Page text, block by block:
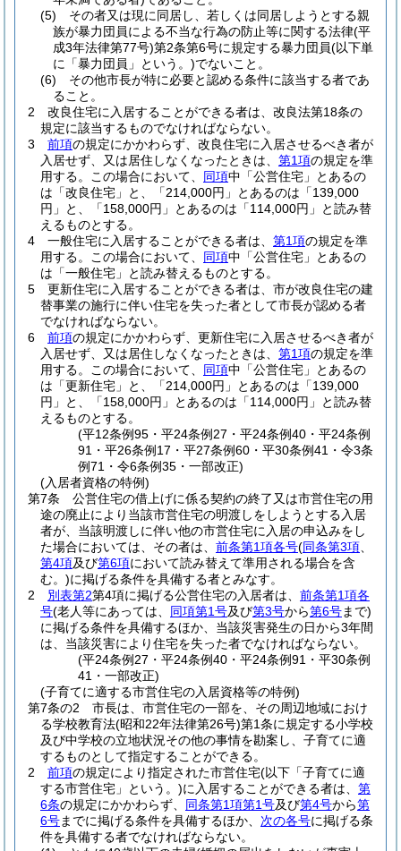
(5)
その者又は現に同居し、若しくは同居しようとする親
族が暴力団員による不当な行為の防止等に関する法律(平
成3年法律第77号)第2条第6号に規定する暴力団員(以下単
に「暴力団員」という。)でないこと。
(6)
その他市長が特に必要と認める条件に該当する者であ
ること。
2
改良住宅に入居することができる者は、改良法第18条の
規定に該当するものでなければならない。
3
前項の規定にかかわらず、改良住宅に入居させるべき者が
入居せず、又は居住しなくなったときは、 第1項の規定を準
用する。
この場合において、 同項中「公営住宅」とあるの
は「改良住宅」と、「214,000円」とあるのは「139,000
円」と、「158,000円」とあるのは「114,000円」と読み替
えるものとする。
4
一般住宅に入居することができる者は、 第1項の規定を準
用する。
この場合において、 同項中「公営住宅」とあるの
は「一般住宅」と読み替えるものとする。
5
更新住宅に入居することができる者は、市が改良住宅の建
替事業の施行に伴い住宅を失った者として市長が認める者
でなければならない。
6
前項の規定にかかわらず、更新住宅に入居させるべき者が
入居せず、又は居住しなくなったときは、 第1項の規定を準
用する。
この場合において、 同項中「公営住宅」とあるの
は「更新住宅」と、「214,000円」とあるのは「139,000
円」と、「158,000円」とあるのは「114,000円」と読み替
えるものとする。
(平12条例95・平24条例27・平24条例40・平24条例
91・平26条例17・平27条例60・平30条例41・令3条
例71・令6条例35・一部改正)
(入居者資格の特例)
第7条
公営住宅の借上げに係る契約の終了又は市営住宅の用
途の廃止により当該市営住宅の明渡しをしようとする入居
者が、当該明渡しに伴い他の市営住宅に入居の申込みをし
た場合においては、その者は、 前条第1項各号(同条第3項
第4項及び第6項において読み替えて準用される場合を含
む。)に掲げる条件を具備する者とみなす。
2
別表第2第4項に掲げる公営住宅の入居者は、 前条第1項各
号(老人等にあっては、 同項第1号及び第3号から第6号まで)
に掲げる条件を具備するほか、当該災害発生の日から3年間
は、当該災害により住宅を失った者でなければならない。
(平24条例27・平24条例40・平24条例91・平30条例
41・一部改正)
(子育てに適する市営住宅の入居資格等の特例)
第7条の2
市長は、市営住宅の一部を、その周辺地域におけ
る学校教育法(昭和22年法律第26号)第1条に規定する小学校
及び中学校の立地状況その他の事情を勘案し、子育てに適
するものとして指定することができる。
2
前項の規定により指定された市営住宅(以下「子育てに適
する市営住宅」という。)に入居することができる者は、 第
6条の規定にかかわらず、 同条第1項第1号及び第4号から第
6号までに掲げる条件を具備するほか、 次の各号に掲げる条
件を具備する者でなければならない。